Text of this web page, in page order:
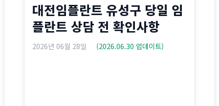
가격 비교
대전임플란트 유성구 당일 임
플란트 상담 전 확인사항
2026년 06월 28일 (2026.06.30 업데이트)